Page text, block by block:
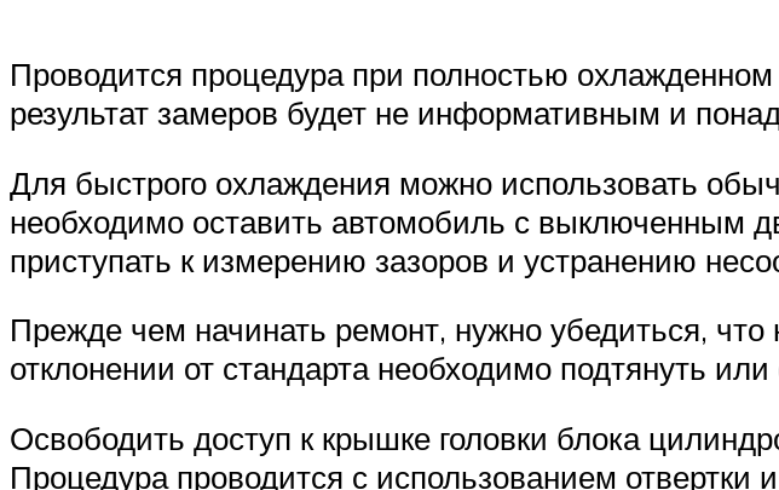
Проводится процедура при полностью
результат замеров будет не информативным и
Для быстрого охлаждения можно использовать
необходимо оставить автомобиль с выключенным
приступать к измерению зазоров и устранению
Прежде чем начинать ремонт, нужно убедиться,
отклонении от стандарта необходимо подтянуть
Освободить доступ к крышке головки блока
Процедура проводится с использованием